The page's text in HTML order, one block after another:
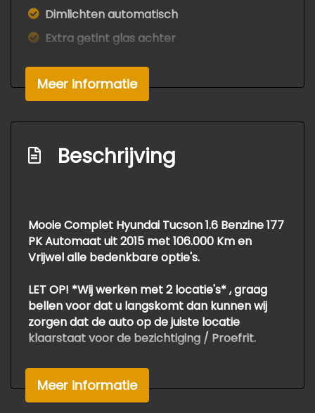
Dimlichten automatisch
Extra getint glas achter
Led achterlichten
Mistlampen voor
Ruitensproeiers/wisserbladen
verwarmbaar
Overige
Achteropkomend verkeer waarschuwing
Anti blokkeer systeem
Bestuurdersairbag
Meer informatie
Beschrijving
Mooie Complet Hyundai Tucson 1.6 Benzine 177
PK Automaat uit 2015 met 106.000 Km en
Vrijwel alle bedenkbare optie's.
LET OP! *Wij werken met 2 locatie's* , graag
bellen voor dat u langskomt dan kunnen wij
zorgen dat de auto op de juiste locatie
klaarstaat voor de bezichtiging / Proefrit.
Onze auto`s worden zeer scherp aangeboden
als *meeneemprijs*
Voor APK, Grote Beurt , en Garantie
Meer informatie